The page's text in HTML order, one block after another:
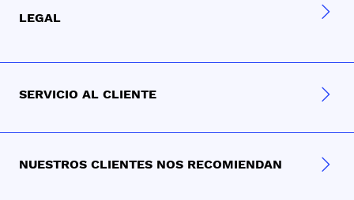
LEGAL
SERVICIO AL CLIENTE
NUESTROS CLIENTES NOS RECOMIENDAN